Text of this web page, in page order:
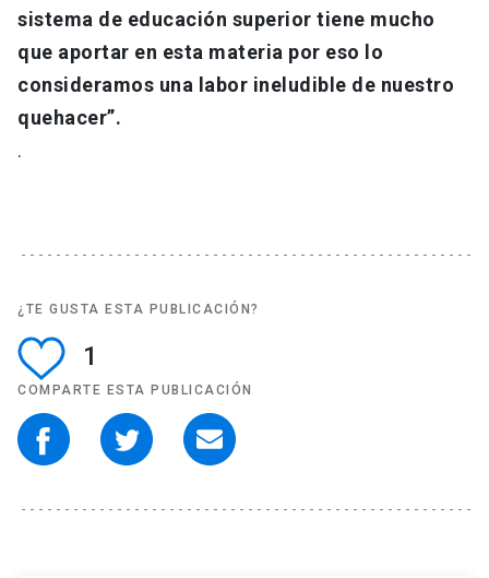
sistema de educación superior tiene mucho
que aportar en esta materia por eso lo
consideramos una labor ineludible de nuestro
quehacer”.
.
¿TE GUSTA ESTA PUBLICACIÓN?
1
COMPARTE ESTA PUBLICACIÓN